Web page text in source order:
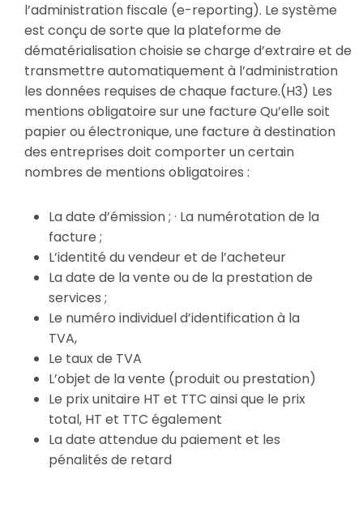
l’administration fiscale (e-reporting). Le système
est conçu de sorte que la plateforme de
dématérialisation choisie se charge d’extraire et de
transmettre automatiquement à l’administration
les données requises de chaque facture.(H3) Les
mentions obligatoire sur une facture Qu’elle soit
papier ou électronique, une facture à destination
des entreprises doit comporter un certain
nombres de mentions obligatoires :
La date d’émission ; · La numérotation de la
facture ;
L’identité du vendeur et de l’acheteur
La date de la vente ou de la prestation de
services ;
Le numéro individuel d’identification à la
TVA,
Le taux de TVA
L’objet de la vente (produit ou prestation)
Le prix unitaire HT et TTC ainsi que le prix
total, HT et TTC également
La date attendue du paiement et les
pénalités de retard